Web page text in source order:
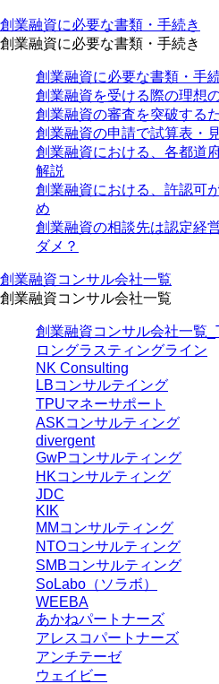
創業融資に必要な書類・手続き
創業融資に必要な書類・手続き
創業融資に必要な書類・手
創業融資を受ける際の理想
創業融資の審査を突破する
創業融資の申請で試算表・
創業融資における、各都道
解説
創業融資における、許認可
め
創業融資の相談先は認定経
ダメ？
創業融資コンサル会社一覧
創業融資コンサル会社一覧
創業融資コンサル会社一覧
ロングラスティングライン
NK Consulting
LBコンサルテイング
TPUマネーサポート
ASKコンサルティング
divergent
GwPコンサルティング
HKコンサルティング
JDC
KIK
MMコンサルティング
NTOコンサルティング
SMBコンサルティング
SoLabo（ソラボ）
WEEBA
あかねパートナーズ
アレスコパートナーズ
アンチテーゼ
ウェイビー